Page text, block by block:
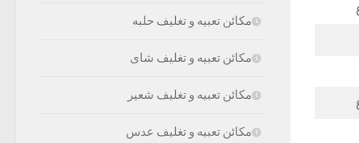
مكائن تعبيه و تغليف حلبه
مكائن تعبيه و تغليف شاى
مكائن تعبيه و تغليف شعير
مكائن تعبيه و تغليف عدس